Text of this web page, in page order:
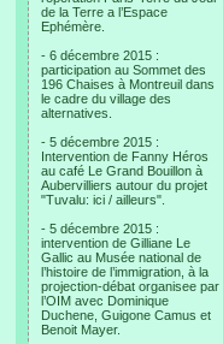
de la Terre a l’Espace
Ephémère.
- 6 décembre 2015 :
participation au Sommet des
196 Chaises à Montreuil dans
le cadre du village des
alternatives.
- 5 décembre 2015 :
Intervention de Fanny Héros
au café Le Grand Bouillon à
Aubervilliers autour du projet
"Tuvalu: ici / ailleurs".
- 5 décembre 2015 :
intervention de Gilliane Le
Gallic au Musée national de
l’histoire de l’immigration, à la
projection-débat organisee par
l’OIM avec Dominique
Duchene, Guigone Camus et
Benoit Mayer.